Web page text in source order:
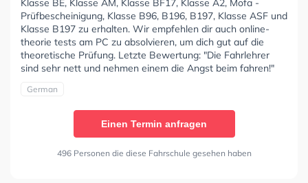
Klasse BE, Klasse AM, Klasse BF17, Klasse A2, Mofa -
Prüfbescheinigung, Klasse B96, B196, B197, Klasse ASF und
Klasse B197 zu erhalten. Wir empfehlen dir auch online-
theorie tests am PC zu absolvieren, um dich gut auf die
theoretische Prüfung. Letzte Bewertung: "Die Fahrlehrer
sind sehr nett und nehmen einem die Angst beim fahren!"
German
Einen Termin anfragen
496 Personen die diese Fahrschule gesehen haben